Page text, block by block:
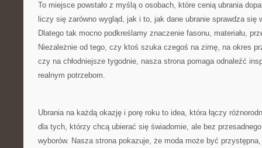
To miejsce powstało z myślą o osobach, które cenią ubrania
liczy się zarówno wygląd, jak i to, jak dane ubranie sprawdza się
Dlatego tak mocno podkreślamy znaczenie fasonu, materiału,
Niezależnie od tego, czy ktoś szuka czegoś na zimę, na okres
czy na chłodniejsze tygodnie, nasza strona pomaga odnaleźć
realnym potrzebom.
Ubrania na każdą okazję i porę roku to idea, która łączy
dla tych, którzy chcą ubierać się świadomie, ale bez
wyborów. Nasza strona pokazuje, że moda może być